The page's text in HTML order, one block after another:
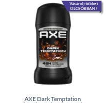
Vásárolj többet
OLCSÓBBAN!
AXE Dark Temptation